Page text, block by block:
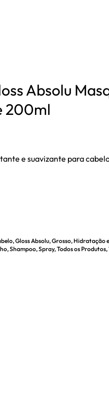
Absolu
200ml
e suavizante para
,Gloss Absolu,Grosso,Hidratação
,Shampoo,Spray,Todos os Produtos,
Gloss Absolu